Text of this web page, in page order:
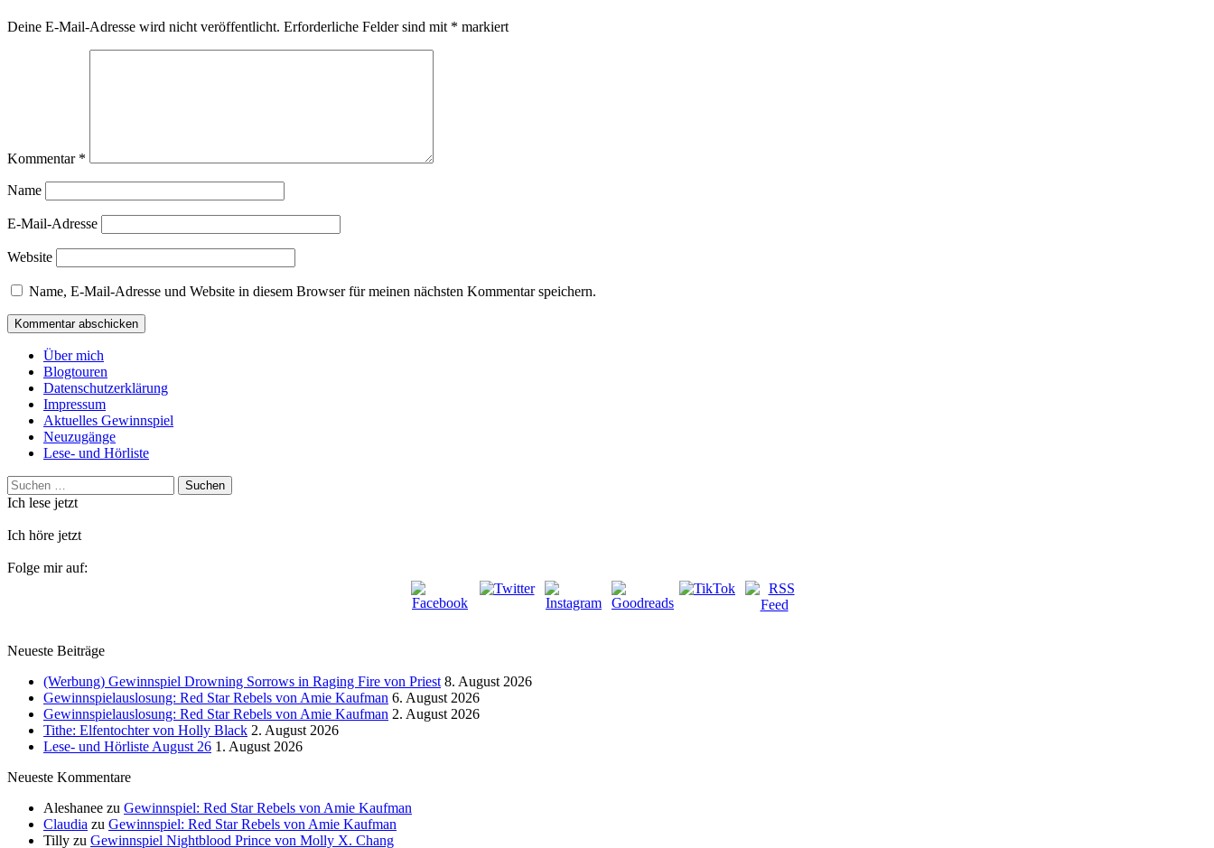
Deine E-Mail-Adresse wird nicht veröffentlicht. Erforderliche Felder sind mit * markiert
Kommentar *
Name
E-Mail-Adresse
Website
Name, E-Mail-Adresse und Website in diesem Browser für meinen nächsten Kommentar speichern.
Über mich
Blogtouren
Datenschutzerklärung
Impressum
Aktuelles Gewinnspiel
Neuzugänge
Lese- und Hörliste
Suchen
nach:
Ich lese jetzt
Ich höre jetzt
Folge mir auf:
Neueste Beiträge
(Werbung) Gewinnspiel Drowning Sorrows in Raging Fire von Priest 8. August 2026
Gewinnspielauslosung: Red Star Rebels von Amie Kaufman 6. August 2026
Gewinnspielauslosung: Red Star Rebels von Amie Kaufman 2. August 2026
Tithe: Elfentochter von Holly Black 2. August 2026
Lese- und Hörliste August 26 1. August 2026
Neueste Kommentare
Aleshanee zu Gewinnspiel: Red Star Rebels von Amie Kaufman
Claudia zu Gewinnspiel: Red Star Rebels von Amie Kaufman
Tilly zu Gewinnspiel Nightblood Prince von Molly X. Chang